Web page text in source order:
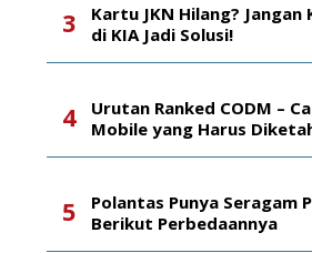
Kartu JKN Hilang?
di KIA Jadi Solusi!
Urutan Ranked CODM –
Mobile yang Harus
Polantas Punya Seragam
Berikut Perbedaannya